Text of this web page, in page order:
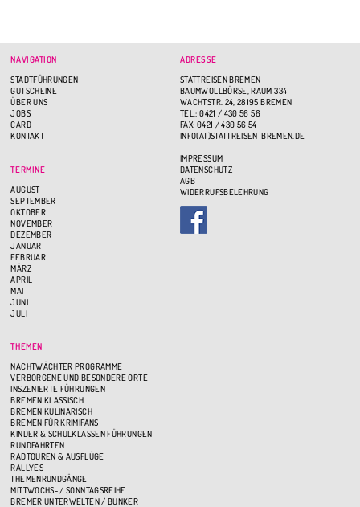
NAVIGATION
STADTFÜHRUNGEN
GUTSCHEINE
ÜBER UNS
JOBS
CARD
KONTAKT
TERMINE
AUGUST
SEPTEMBER
OKTOBER
NOVEMBER
DEZEMBER
JANUAR
FEBRUAR
MÄRZ
APRIL
MAI
JUNI
JULI
THEMEN
NACHTWÄCHTER PROGRAMME
VERBORGENE UND BESONDERE ORTE
INSZENIERTE FÜHRUNGEN
BREMEN KLASSISCH
BREMEN KULINARISCH
BREMEN FÜR KRIMIFANS
KINDER & SCHULKLASSEN FÜHRUNGEN
RUNDFAHRTEN
RADTOUREN & AUSFLÜGE
RALLYES
THEMENRUNDGÄNGE
MITTWOCHS- / SONNTAGSREIHE
BREMER UNTERWELTEN / BUNKER
ADRESSE
STATTREISEN BREMEN
BAUMWOLLBÖRSE, RAUM 334
WACHTSTR. 24, 28195 BREMEN
TEL.: 0421 / 430 56 56
FAX: 0421 / 430 56 54
INFO(AT)STATTREISEN-BREMEN.DE
IMPRESSUM
DATENSCHUTZ
AGB
WIDERRUFSBELEHRUNG